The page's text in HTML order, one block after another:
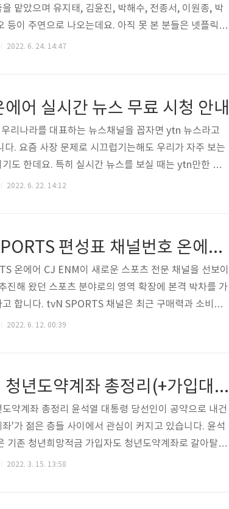
팀 강성주 연구사와 한국 최초 우주인으로 국제우주정
이소연 박사, 곽재식 작가 등 ..
을 맡았으며 유지태, 김윤진, 박해수, 전종서, 이원종, 박
등이 주연으로 나오는데요. 아직 못 본 분들은 넷플릭스
바라며, 그 외에도 다른 방법으로 무료 시청 가능하니
Free 넷플릭스 무료 시청 방법 NETFLIX 넷플릭스
릭스는 현재 우리나라 OTT 시장을 휩쓸고 있는 동영
다. 많은 사람들이 구독하고 있는데요. 영화 뿐 아니라
2022. 6. 24. 14:47
에어 실시간 뉴스 무료 시청 안내
리나라를 대표하는 뉴스채널을 꼽자면 ytn 뉴스라고
다. 요즘 사장 문제로 시끄럽기는해도 우리가 자주 보는
기도 한데요. 특히 실시간 뉴스를 보실 때는 ytn만한 채
생각이 듭니다. 그래서 모바일이나 pc를 통해 실시간 뉴
하는데요. 먼저 검색창에서 ytn을 검색하셔서 홈페이지
세요. ytn 실시간을 보시려면 홈페이지에서 상단 메뉴
에 LIVE를 클릭해 주세요. LIVE를 클릭하시면 곧바로 실
2022. 6. 22. 14:12
TVN SPORTS 편성표 채널번호 온에어 시청 방법(+무료)
온에어 CJ ENM이 새로운 스포츠 전문 채널을 선보이
진해 왔던 스포츠 분야로의 영역 확장에 본격 박차를 가
고 합니다. tvN SPORTS 채널은 최근 구매력과 소비가
세 남성을 주요 시청층으로 해 축구·골프·테니스·종합
온에어 이용방법에 대해서 알아보도록 하겠습니
온에어 이용방법 tvN SPORTS 채널에서 하는 스
시청하기 위해서는 온에어를 통해 실시간으로 시청이 가
선 t..
2022. 6. 12. 00:39
윤석열 청년도약계좌 총정리(+가입대상, 신청기간)
약계좌 총정리 윤석열 대통령 당선인이 공약으로 내건
'가 젊은 층들 사이에서 관심이 커지고 있습니다. 윤석
기존 청년희망적금 가입자도 청년도약계좌로 갈아탈 수
검토 중인 것으로 알려졌는데요. 자세한 가입조건과 신
2022. 3. 15. 13:58